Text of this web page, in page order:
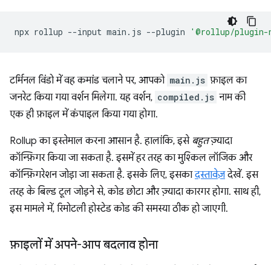
npx rollup --input main.js --plugin '@rollup/plugin-
टर्मिनल विंडो में वह कमांड चलाने पर, आपको main.js फ़ाइल का
जनरेट किया गया वर्शन मिलेगा. यह वर्शन, compiled.js नाम की
एक ही फ़ाइल में कंपाइल किया गया होगा.
Rollup का इस्तेमाल करना आसान है. हालांकि, इसे बहुतज़्यादा
कॉन्फ़िगर किया जा सकता है. इसमें हर तरह का मुश्किल लॉजिक और
कॉन्फ़िगरेशन जोड़ा जा सकता है. इसके लिए, इसकादस्तावेज़देखें. इस
तरह के बिल्ड टूल जोड़ने से, कोड छोटा और ज़्यादा कारगर होगा. साथ ही,
इस मामले में, रिमोटली होस्टेड कोड की समस्या ठीक हो जाएगी.
फ़ाइलों में अपने-आप बदलाव होना